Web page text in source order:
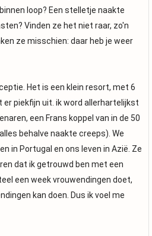
loop? Een stelletje naakte
Vinden ze het niet raar, zo'n
ze misschien: daar heb je weer
Het is een klein resort, met 6
piekfijn uit. ik word allerhartelijkst
een Frans koppel van in de 50
behalve naakte creeps). We
in Portugal en ons leven in Azië. Ze
dat ik getrouwd ben met een
een week vrouwendingen doet,
kan doen. Dus ik voel me